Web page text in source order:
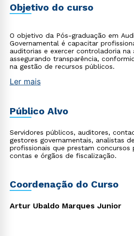
Objetivo do curso
O objetivo da Pós-graduação em
Governamental é capacitar
auditorias e exercer controladoria na
assegurando transparência,
na gestão de recursos públicos.
Ler mais
Público Alvo
Servidores públicos, auditores,
gestores governamentais, analistas
profissionais que prestam concursos
contas e órgãos de fiscalização.
Coordenação do Curso
Artur Ubaldo Marques Junior